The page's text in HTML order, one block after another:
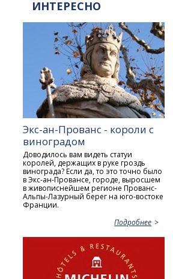
ИНТЕРЕСНО
Экс-ан-Прованс - короли с
виноградом
Доводилось вам видеть статуи
королей, держащих в руке гроздь
винограда? Если да, то это точно было
в Экс-ан-Провансе, городе, выросшем
в живописнейшем регионе Прованс-
Альпы-Лазурный берег на юго-востоке
Франции.
Подробнее